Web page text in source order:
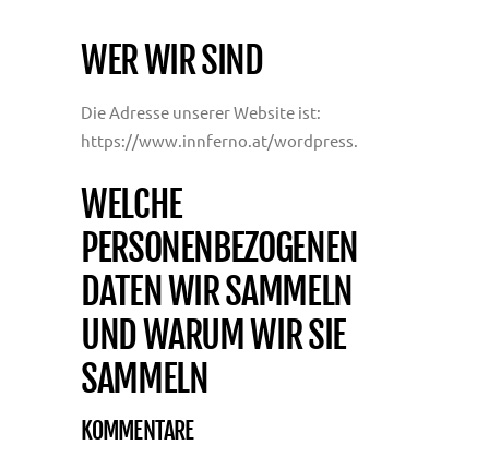
WER WIR SIND
Die Adresse unserer Website ist:
https://www.innferno.at/wordpress.
WELCHE
PERSONENBEZOGENEN
DATEN WIR SAMMELN
UND WARUM WIR SIE
SAMMELN
KOMMENTARE